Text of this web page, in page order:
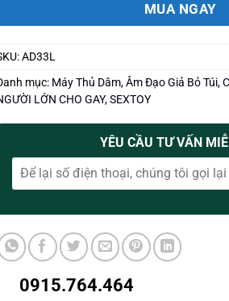
MUA NGAY
AD33L
mục: Máy Thủ Dâm,Âm Đạo Giả Bỏ Túi,
LỚN CHO GAY,SEXTOY
YÊU CẦU TƯ VẤN
0915.764.464